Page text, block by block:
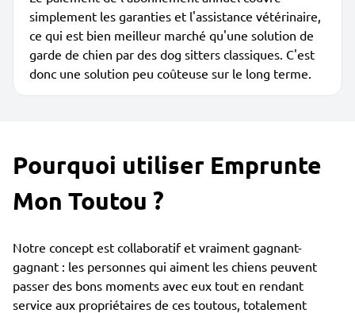
simplement les garanties et l'assistance vétérinaire,
ce qui est bien meilleur marché qu'une solution de
garde de chien par des dog sitters classiques. C'est
donc une solution peu coûteuse sur le long terme.
Pourquoi utiliser Emprunte
Mon Toutou ?
Notre concept est collaboratif et vraiment gagnant-
gagnant : les personnes qui aiment les chiens peuvent
passer des bons moments avec eux tout en rendant
service aux propriétaires de ces toutous, totalement